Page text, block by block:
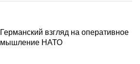
Германский взгляд на оперативное
мышление НАТО